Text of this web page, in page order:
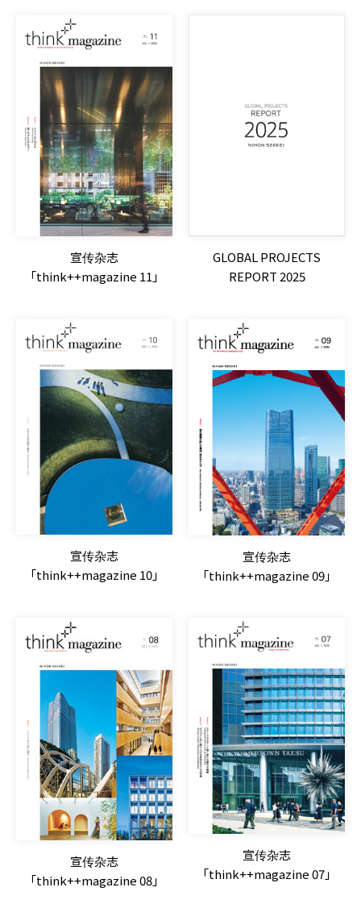
宣传杂志
「think++magazine 11」
GLOBAL PROJECTS
REPORT 2025
宣传杂志
「think++magazine 10」
宣传杂志
「think++magazine 09」
宣传杂志
「think++magazine 08」
宣传杂志
「think++magazine 07」